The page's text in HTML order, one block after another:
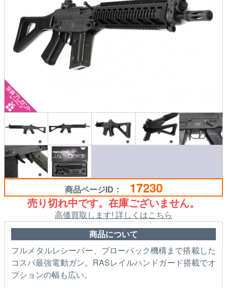
商品ページID： 17230
売り切れ中です。在庫ございません。
高価買取します! 詳しくはこちら
商品について
フルメタルレシーバー、ブローバック機構まで搭載した
コスパ最強電動ガン。RASレイルハンドガード搭載でオ
プションの幅も広い。